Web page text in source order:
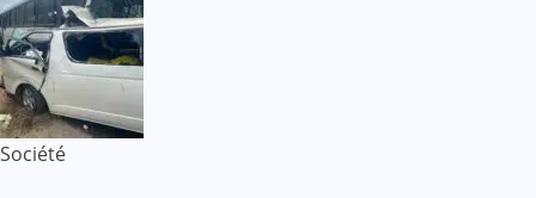
Société